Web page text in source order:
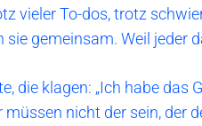
vieler To-dos, trotz
gemeinsam. Weil jeder
die klagen: „Ich habe das
nicht der sein, der